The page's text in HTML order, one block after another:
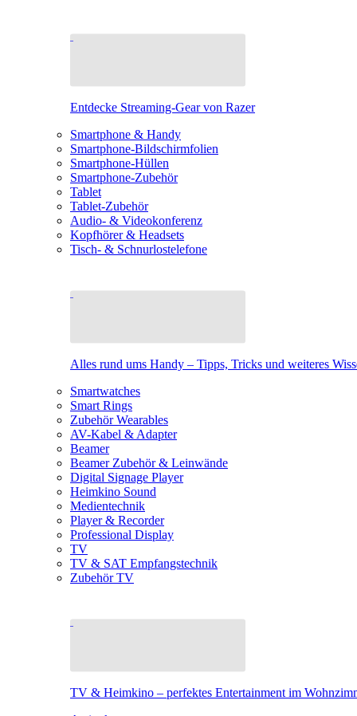
Entdecke Streaming-Gear von Razer
Smartphone & Handy
Smartphone-Bildschirmfolien
Smartphone-Hüllen
Smartphone-Zubehör
Tablet
Tablet-Zubehör
Audio- & Videokonferenz
Kopfhörer & Headsets
Tisch- & Schnurlostelefone
Alles rund ums Handy – Tipps, Tricks und weiteres
Smartwatches
Smart Rings
Zubehör Wearables
AV-Kabel & Adapter
Beamer
Beamer Zubehör & Leinwände
Digital Signage Player
Heimkino Sound
Medientechnik
Player & Recorder
Professional Display
TV
TV & SAT Empfangstechnik
Zubehör TV
TV & Heimkino – perfektes Entertainment im